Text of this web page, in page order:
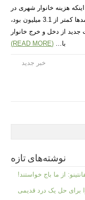
هزینه خانوار شهری در
سال گذشته ماهیانه حدود 3.2 میلیون و درآمدها کمتر از 3.1 میلیون بود،
از دخل و خرج خانوار
با… (READ MORE)
خبر جدید
نوشته‌های تازه
از ما باج خواستند!
برای حل یک درد قدیمی